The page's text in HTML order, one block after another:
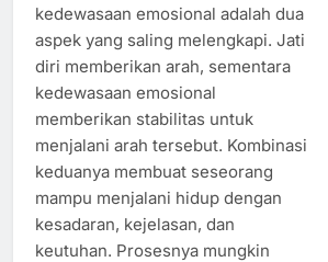
kedewasaan emosional adalah dua
aspek yang saling melengkapi. Jati
diri memberikan arah, sementara
kedewasaan emosional
memberikan stabilitas untuk
menjalani arah tersebut. Kombinasi
keduanya membuat seseorang
mampu menjalani hidup dengan
kesadaran, kejelasan, dan
keutuhan. Prosesnya mungkin